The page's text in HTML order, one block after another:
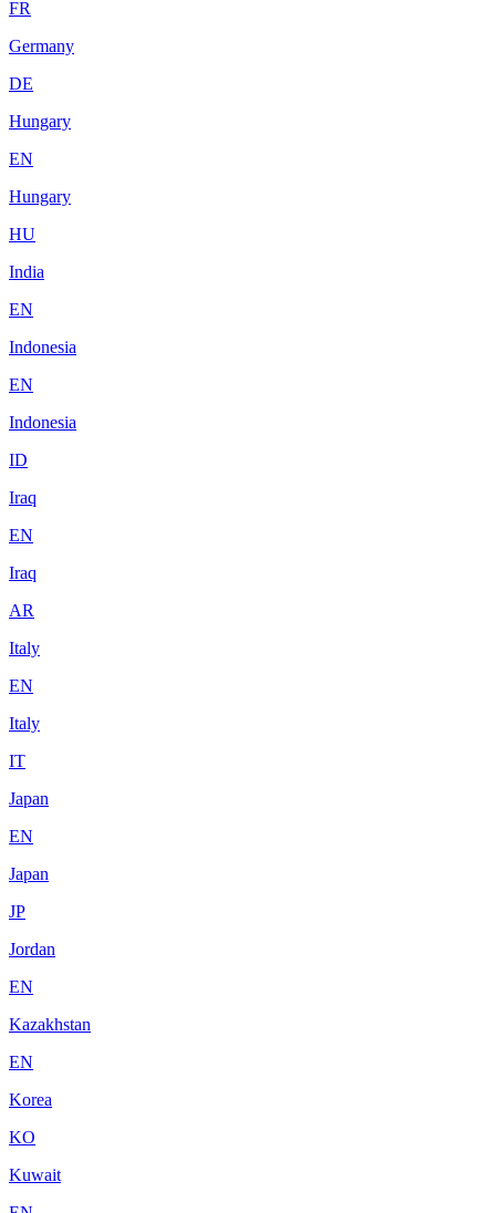
FR
Germany
DE
Hungary
EN
Hungary
HU
India
EN
Indonesia
EN
Indonesia
ID
Iraq
EN
Iraq
AR
Italy
EN
Italy
IT
Japan
EN
Japan
JP
Jordan
EN
Kazakhstan
EN
Korea
KO
Kuwait